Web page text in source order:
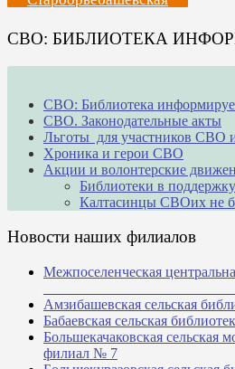
СВО: БИБЛИОТЕКА
СВО: Библиотека
СВО. Законодательные акты
Льготы для участников СВО
Хроника и герои СВО
Акции и волонтерские
Библиотеки в
Калтасинцы СВОих не
Новости наших филиалов
Межпоселенческая
Амзибашевская сельская
Бабаевская сельская
Большекачаковская сельская
филиал № 7